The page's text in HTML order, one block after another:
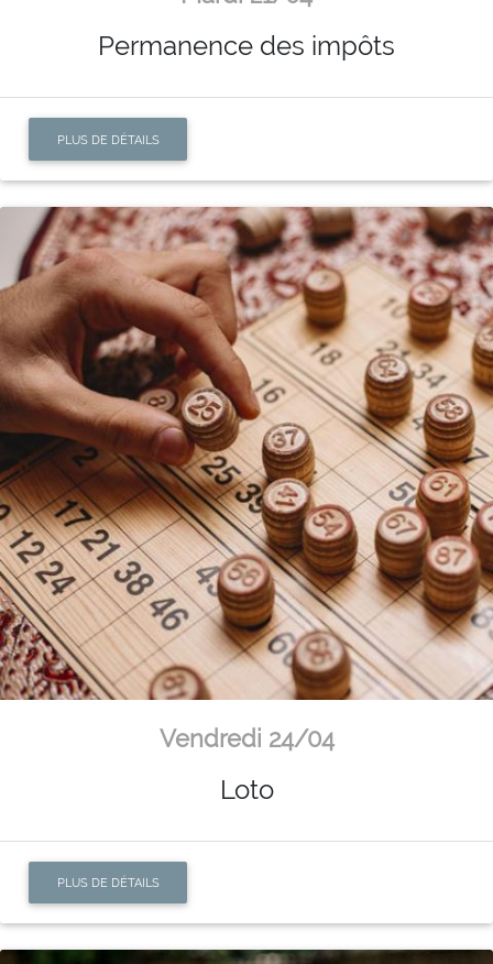
Permanence des impôts
PLUS DE DÉTAILS
Vendredi 24/04
Loto
PLUS DE DÉTAILS